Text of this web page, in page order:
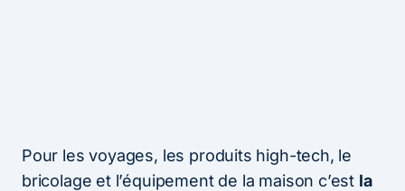
Pour les voyages, les produits high-tech, le
bricolage et l’équipement de la maison c’est la